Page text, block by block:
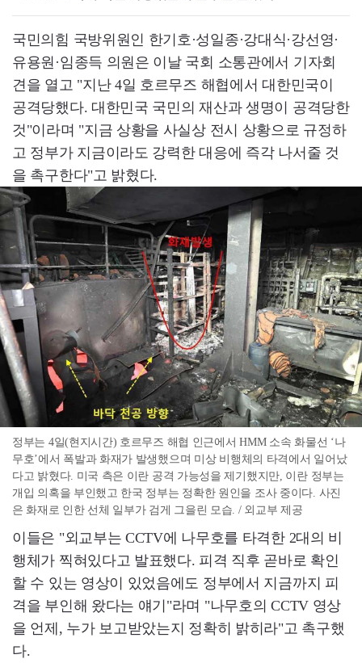
국민의힘 국방위원인 한기호·성일종·강대식·강선영·
유용원·임종득 의원은 이날 국회 소통관에서 기자회
견을 열고 "지난 4일 호르무즈 해협에서 대한민국이
공격당했다. 대한민국 국민의 재산과 생명이 공격당한
것"이라며 "지금 상황을 사실상 전시 상황으로 규정하
고 정부가 지금이라도 강력한 대응에 즉각 나서줄 것
을 촉구한다"고 밝혔다.
정부는 4일(현지시간) 호르무즈 해협 인근에서 HMM 소속 화물선 ‘나
무호’에서 폭발과 화재가 발생했으며 미상 비행체의 타격에서 일어났
다고 밝혔다. 미국 측은 이란 공격 가능성을 제기했지만, 이란 정부는
개입 의혹을 부인했고 한국 정부는 정확한 원인을 조사 중이다. 사진
은 화재로 인한 선체 일부가 검게 그을린 모습. / 외교부 제공
이들은 "외교부는 CCTV에 나무호를 타격한 2대의 비
행체가 찍혀있다고 발표했다. 피격 직후 곧바로 확인
할 수 있는 영상이 있었음에도 정부에서 지금까지 피
격을 부인해 왔다는 얘기"라며 "나무호의 CCTV 영상
을 언제, 누가 보고받았는지 정확히 밝히라"고 촉구했
다.